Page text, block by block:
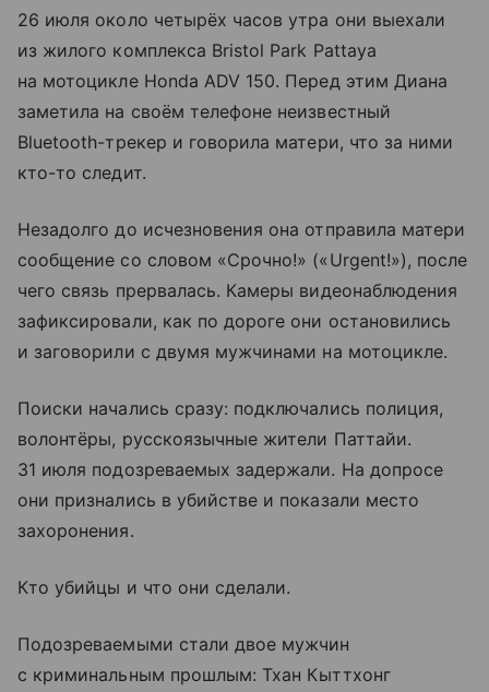
26 июля около четырёх часов утра они выехали
из жилого комплекса Bristol Park Pattaya
на мотоцикле Honda ADV 150. Перед этим Диана
заметила на своём телефоне неизвестный
Bluetooth-трекер и говорила матери, что за ними
кто-то следит.
Незадолго до исчезновения она отправила матери
сообщение со словом «Срочно!» («Urgent!»), после
чего связь прервалась. Камеры видеонаблюдения
зафиксировали, как по дороге они остановились
и заговорили с двумя мужчинами на мотоцикле.
Поиски начались сразу: подключались полиция,
волонтёры, русскоязычные жители Паттайи.
31 июля подозреваемых задержали. На допросе
они признались в убийстве и показали место
захоронения.
Кто убийцы и что они сделали.
Подозреваемыми стали двое мужчин
с криминальным прошлым: Тхан Кыттхонг